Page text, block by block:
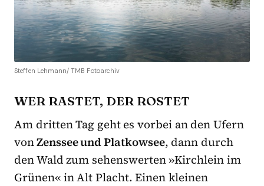
Steffen Lehmann/ TMB Fotoarchiv
WER RASTET, DER ROSTET
Am dritten Tag geht es vorbei an den Ufern
vonZenssee und Platkowsee, dann durch
den Wald zum sehenswerten »Kirchlein im
Grünen« in Alt Placht. Einen kleinen